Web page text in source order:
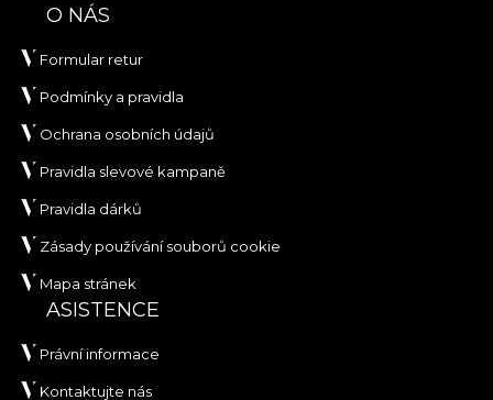
O NÁS
Formular retur
Podmínky a pravidla
Ochrana osobních údajů
Pravidla slevové kampaně
Pravidla dárků
Zásady používání souborů cookie
Mapa stránek
ASISTENCE
Právní informace
Kontaktujte nás